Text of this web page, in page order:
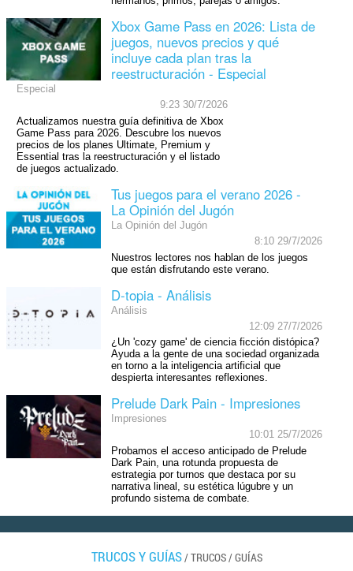
Xbox Game Pass en 2026: Lista de
juegos, nuevos precios y qué
incluye cada plan tras la
reestructuración - Especial
Especial
9:23 30/7/2026
Actualizamos nuestra guía definitiva de Xbox
Game Pass para 2026. Descubre los nuevos
precios de los planes Ultimate, Premium y
Essential tras la reestructuración y el listado
de juegos actualizado.
Tus juegos para el verano 2026 -
La Opinión del Jugón
La Opinión del Jugón
8:10 29/7/2026
Nuestros lectores nos hablan de los juegos
que están disfrutando este verano.
D-topia - Análisis
Análisis
12:09 27/7/2026
¿Un 'cozy game' de ciencia ficción distópica?
Ayuda a la gente de una sociedad organizada
en torno a la inteligencia artificial que
despierta interesantes reflexiones.
Prelude Dark Pain - Impresiones
Impresiones
10:01 25/7/2026
Probamos el acceso anticipado de Prelude
Dark Pain, una rotunda propuesta de
estrategia por turnos que destaca por su
narrativa lineal, su estética lúgubre y un
profundo sistema de combate.
TRUCOS Y GUÍAS/TRUCOS/GUÍAS